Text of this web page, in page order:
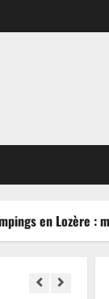
en Lozère :